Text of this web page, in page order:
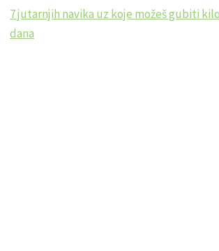
7 jutarnjih navika uz koje možeš gubiti
dana